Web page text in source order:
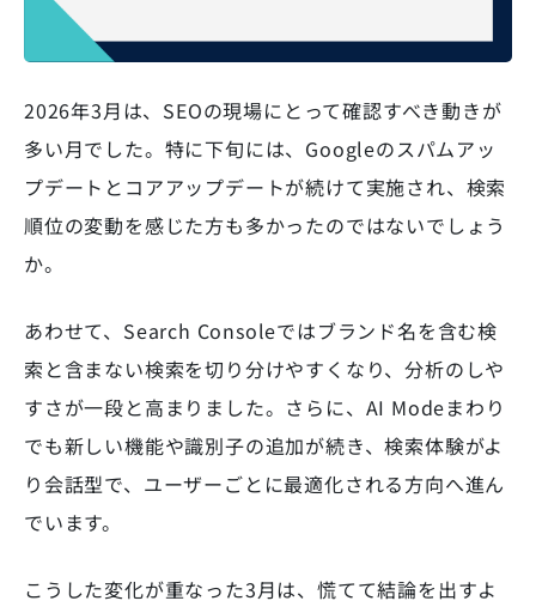
2026年3月は、SEOの現場にとって確認すべき動きが
多い月でした。特に下旬には、Googleのスパムアッ
プデートとコアアップデートが続けて実施され、検索
順位の変動を感じた方も多かったのではないでしょう
か。
あわせて、Search Consoleではブランド名を含む検
索と含まない検索を切り分けやすくなり、分析のしや
すさが一段と高まりました。さらに、AI Modeまわり
でも新しい機能や識別子の追加が続き、検索体験がよ
り会話型で、ユーザーごとに最適化される方向へ進ん
でいます。
こうした変化が重なった3月は、慌てて結論を出すよ